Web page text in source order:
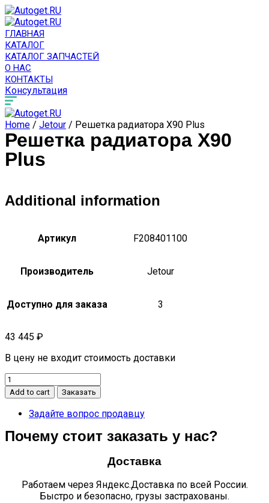
ГЛАВНАЯ
КАТАЛОГ
КАТАЛОГ ЗАПЧАСТЕЙ
О НАС
КОНТАКТЫ
Консультация
Home / Jetour / Решетка радиатора X90 Plus
Решетка радиатора X90
Plus
Additional information
Артикул F208401100
Производитель Jetour
Доступно для заказа 3
43 445 ₽
В цену не входит стоимость доставки
Решетка
радиатора
X90
Plus
Add to cart Заказать
Задайте вопрос продавцу
Почему стоит заказать у нас?
Доставка
Работаем через Яндекс.Доставка по всей России.
Быстро и безопасно, грузы застрахованы.